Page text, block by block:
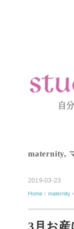
maternity,
2019-03-23
Home › maternity ›
3月お